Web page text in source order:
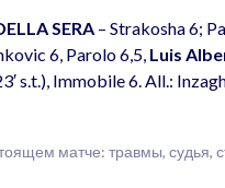
SERA – Strakosha 6;
6, Parolo 6,5, Luis
s.t.), Immobile 6. All.:
матче: травмы, судья,